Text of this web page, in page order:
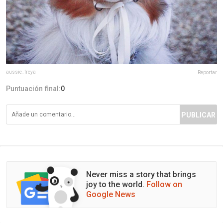
aussie_freya Reportar
Puntuación final:0
PUBLICAR
Never miss a story that brings
joy to the world. Follow on
Google News